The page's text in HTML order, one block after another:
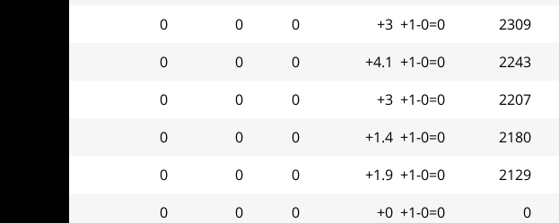
2309
+1-0=0
+3
0
0
0
2243
+1-0=0
+4.1
0
0
0
2207
+1-0=0
+3
0
0
0
2180
+1-0=0
+1.4
0
0
0
2129
+1-0=0
+1.9
0
0
0
0
+1-0=0
+0
0
0
0